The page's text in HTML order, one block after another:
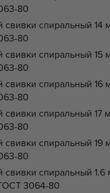
80
свивки спиральный 14
80
свивки спиральный 15
80
свивки спиральный 16
80
свивки спиральный 17
80
свивки спиральный 19
80
свивки спиральный
ГОСТ 3064-80